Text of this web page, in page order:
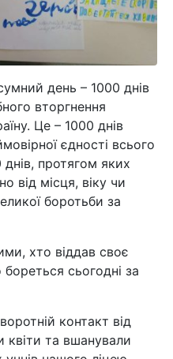
день – 1000 днів
вторгнення
Це – 1000 днів
єдності всього
протягом яких
від місця, віку чи
боротьби за
хто віддав своє
сьогодні за
контакт від
квіти та вшанували